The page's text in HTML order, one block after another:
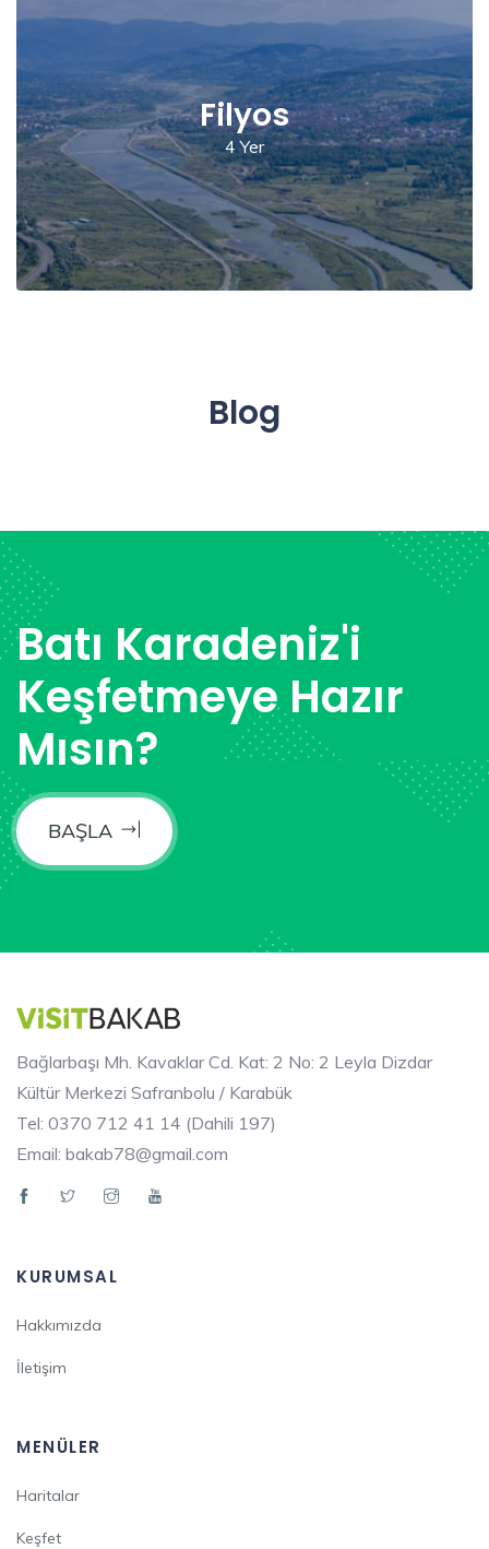
Filyos
4 Yer
Blog
Batı Karadeniz'i
Keşfetmeye Hazır
Mısın?
BAŞLA
Bağlarbaşı Mh. Kavaklar Cd. Kat: 2 No: 2 Leyla Dizdar
Kültür Merkezi Safranbolu / Karabük
Tel: 0370 712 41 14 (Dahili 197)
Email: bakab78@gmail.com
KURUMSAL
Hakkımızda
İletişim
MENÜLER
Haritalar
Keşfet